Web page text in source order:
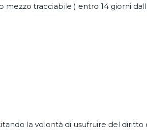
tracciabile ) entro 14 giorni
la volontà di usufruire del diritto